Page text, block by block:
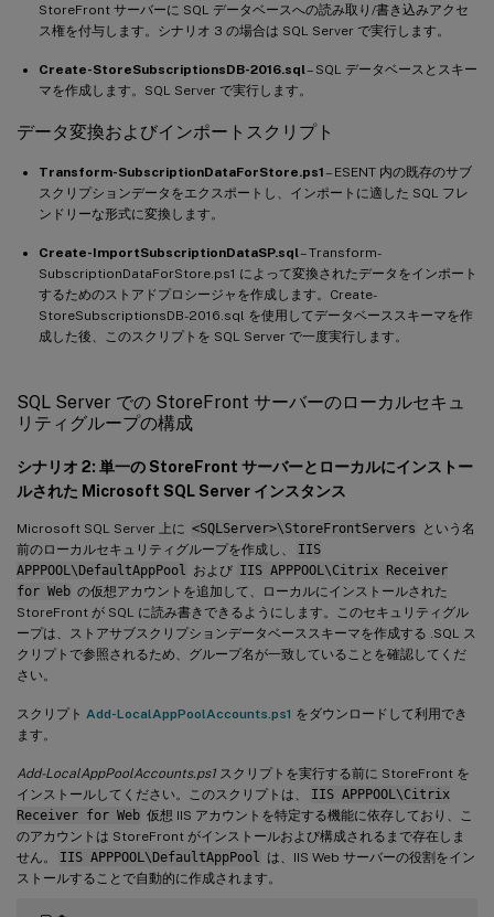
StoreFront サーバーに SQL データベースへの読み取り/書き込みアクセ
ス権を付与します。シナリオ 3 の場合は SQL Server で実行します。
Create-StoreSubscriptionsDB-2016.sql– SQL データベースとスキー
マを作成します。SQL Server で実行します。
データ変換およびインポートスクリプト
Transform-SubscriptionDataForStore.ps1– ESENT 内の既存のサブ
スクリプションデータをエクスポートし、インポートに適した SQL フレ
ンドリーな形式に変換します。
Create-ImportSubscriptionDataSP.sql– Transform-
SubscriptionDataForStore.ps1 によって変換されたデータをインポート
するためのストアドプロシージャを作成します。Create-
StoreSubscriptionsDB-2016.sql を使用してデータベーススキーマを作
成した後、このスクリプトを SQL Server で一度実行します。
SQL Server での StoreFront サーバーのローカルセキュ
リティグループの構成
シナリオ 2: 単一の StoreFront サーバーとローカルにインストー
ルされた Microsoft SQL Server インスタンス
Microsoft SQL Server 上に <SQLServer>\StoreFrontServers
という名
前のローカルセキュリティグループを作成し、
IIS
APPPOOL\DefaultAppPool および IIS APPPOOL\Citrix Receiver
for Web の仮想アカウントを追加して、ローカルにインストールされた
StoreFront が SQL に読み書きできるようにします。このセキュリティグル
ープは、ストアサブスクリプションデータベーススキーマを作成する .SQL ス
クリプトで参照されるため、グループ名が一致していることを確認してくだ
さい。
スクリプト Add-LocalAppPoolAccounts.ps1 をダウンロードして利用でき
ます。
Add-LocalAppPoolAccounts.ps1スクリプトを実行する前に StoreFront を
インストールしてください。このスクリプトは、
IIS APPPOOL\Citrix
Receiver for Web 仮想 IIS アカウントを特定する機能に依存しており、こ
のアカウントは StoreFront がインストールおよび構成されるまで存在しま
せん。
IIS APPPOOL\DefaultAppPool は、IIS Web サーバーの役割をイン
ストールすることで自動的に作成されます。